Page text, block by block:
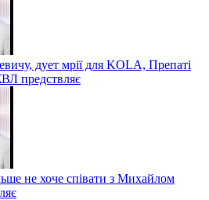
дует мрії для KOLA, Препаті
предствляє
не хоче співати з Михайлом